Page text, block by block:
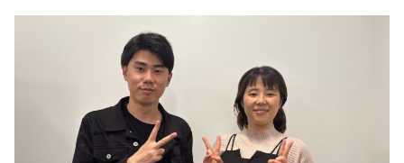
河合＆A.B.C-Z塚田×福井アナ「なんでやねん！？」
（news おかえり）
DAIGOも台所 ～きょうの献立 何にする？～
本日はダイアンなり！シーズン２
朝だ！生です旅サラダ
教えて！ニュースライブ 正義のミカタ